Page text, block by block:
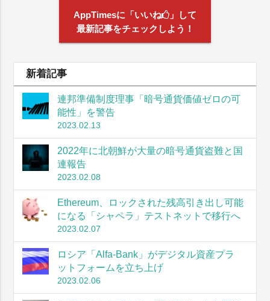
AppTimesに「いいね
」して
最新記事をチェックしよう！
新着記事
連邦準備制度理事「暗号通貨価値ゼロの可
能性」を警告
2023.02.13
2022年に北朝鮮が大量の暗号通貨盗難と国
連報告
2023.02.08
Ethereum、ロックされた残高引き出し可能
になる「シャペラ」テストネットで移行へ
2023.02.07
ロシア「Alfa-Bank」がデジタル資産プラ
ットフォームを立ち上げ
2023.02.06